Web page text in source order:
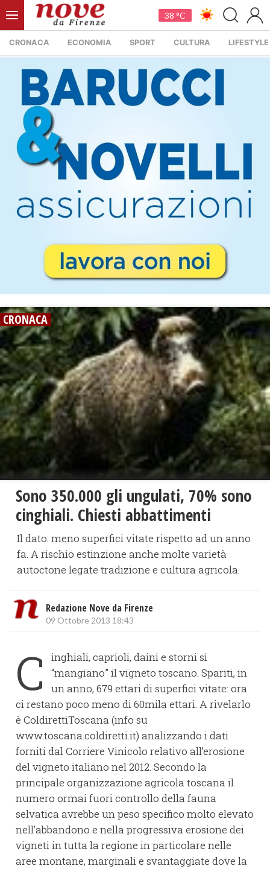
38 °C
CRONACA ECONOMIA SPORT CULTURA LIFESTYLE
CRONACA
Sono 350.000 gli ungulati, 70% sono
cinghiali. Chiesti abbattimenti
Il dato: meno superfici vitate rispetto ad un anno
fa. A rischio estinzione anche molte varietà
autoctone legate tradizione e cultura agricola.
Redazione Nove da Firenze
09 Ottobre 2013 18:43
C
inghiali, caprioli, daini e storni si
“mangiano” il vigneto toscano. Spariti, in
un anno, 679 ettari di superfici vitate: ora
ci restano poco meno di 60mila ettari. A rivelarlo
è ColdirettiToscana (info su
www.toscana.coldiretti.it) analizzando i dati
forniti dal Corriere Vinicolo relativo all’erosione
del vigneto italiano nel 2012. Secondo la
principale organizzazione agricola toscana il
numero ormai fuori controllo della fauna
selvatica avrebbe un peso specifico molto elevato
nell’abbandono e nella progressiva erosione dei
vigneti in tutta la regione in particolare nelle
aree montane, marginali e svantaggiate dove la